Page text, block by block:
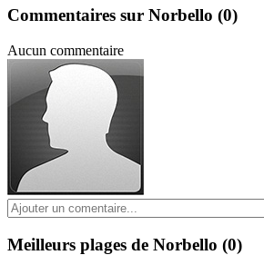
Commentaires sur Norbello (0)
Aucun commentaire
Meilleurs plages de Norbello (0)